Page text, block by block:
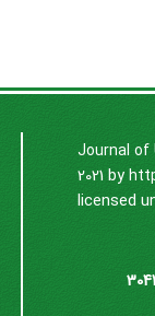
Journal of
2021 by
licensed